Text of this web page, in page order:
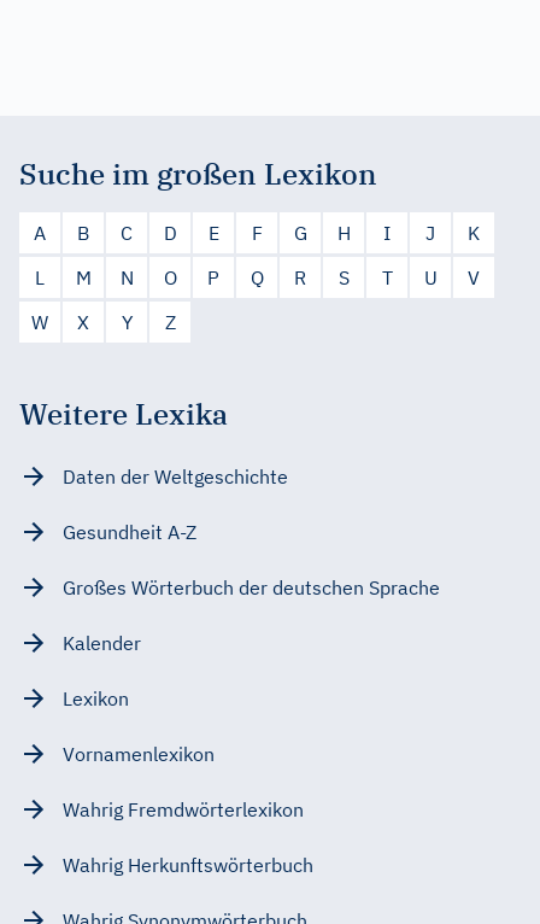
Suche im großen Lexikon
A B C D E F G H I J
K
L
M N O P Q R S T U
V
W
X Y Z
Weitere Lexika
Daten der Weltgeschichte
Gesundheit A-Z
Großes Wörterbuch der deutschen Sprache
Kalender
Lexikon
Vornamenlexikon
Wahrig Fremdwörterlexikon
Wahrig Herkunftswörterbuch